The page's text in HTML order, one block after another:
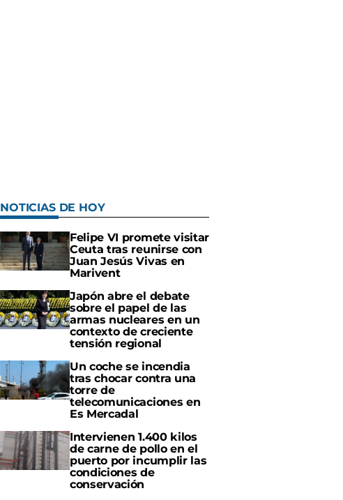
NOTICIAS DE HOY
Felipe VI promete visitar
Ceuta tras reunirse con
Juan Jesús Vivas en
Marivent
Japón abre el debate
sobre el papel de las
armas nucleares en un
contexto de creciente
tensión regional
Un coche se incendia
tras chocar contra una
torre de
telecomunicaciones en
Es Mercadal
Intervienen 1.400 kilos
de carne de pollo en el
puerto por incumplir las
condiciones de
conservación